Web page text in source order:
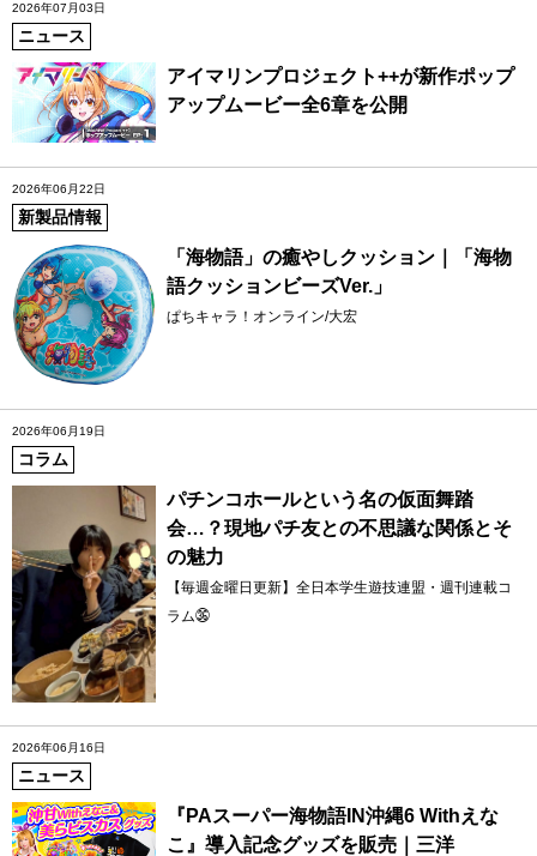
2026年07月03日
ニュース
アイマリンプロジェクト++が新作ポップ
アップムービー全6章を公開
2026年06月22日
新製品情報
「海物語」の癒やしクッション｜「海物
語クッションビーズVer.」
ぱちキャラ！オンライン/大宏
2026年06月19日
コラム
パチンコホールという名の仮面舞踏
会…？現地パチ友との不思議な関係とそ
の魅力
【毎週金曜日更新】全日本学生遊技連盟・週刊連載コ
ラム㊱
2026年06月16日
ニュース
『PAスーパー海物語IN沖縄6 Withえな
こ』導入記念グッズを販売｜三洋